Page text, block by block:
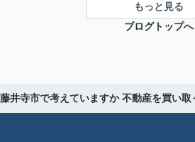
もっと見る
ブログトップへ
井寺市で考えていますか 不動産を買い